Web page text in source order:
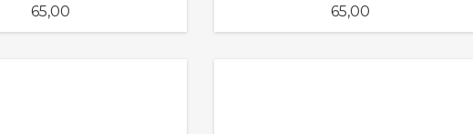
Pris
65,00 Pris
65,00